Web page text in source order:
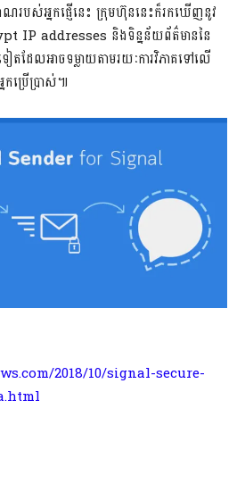
ណរបស់អ្នកផ្ញើនេះ ក្រុមហ៊ុននេះក៏រកឃើញនូវ
IP addresses និងទិន្នន័យព័ត៌មាននៃ
តដែលអាចទម្លាយតាមរយៈការវិភាគទៅលើ
ប្រើប្រាស់៕
2018/10/signal-secure-